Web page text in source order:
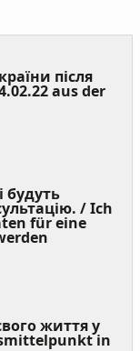
після
aus der
будуть
/ Ich
für eine
життя у
in